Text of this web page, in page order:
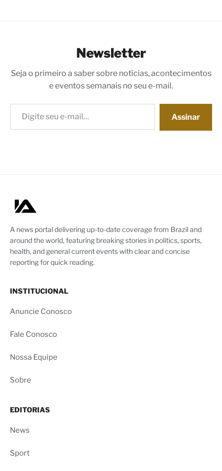
Newsletter
Seja o primeiro a saber sobre notícias, acontecimentos
e eventos semanais no seu e-mail.
Digite seu e-mail…
Assinar
A news portal delivering up-to-date coverage from Brazil and
around the world, featuring breaking stories in politics, sports,
health, and general current events with clear and concise
reporting for quick reading.
INSTITUCIONAL
Anuncie Conosco
Fale Conosco
Nossa Equipe
Sobre
EDITORIAS
News
Sport